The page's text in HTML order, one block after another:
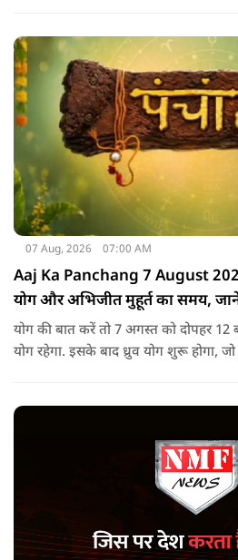
07 Aug, 2026 07:00 AM
Aaj Ka Panchang 7 August
योग और अभिजीत मुहूर्त का समय,
योग की बात करें तो 7 अगस्त को दोपहर
योग रहेगा. इसके बाद ध्रुव योग शुरू होगा,